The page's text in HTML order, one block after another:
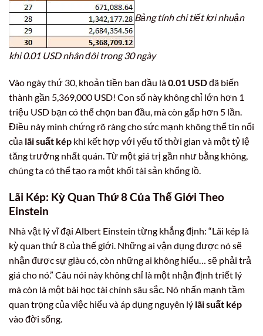
Bảng tính chi tiết lợi nhuận
khi 0.01 USD nhân đôi trong 30 ngày
Vào ngày thứ 30, khoản tiền ban đầu là0.01 USDđã biến
thành gần 5,369,000 USD! Con số này không chỉ lớn hơn 1
triệu USD bạn có thể chọn ban đầu, mà còn gấp hơn 5 lần.
Điều này minh chứng rõ ràng cho sức mạnh không thể tin nổi
của lãi suất kép khi kết hợp với yếu tố thời gian và một tỷ lệ
tăng trưởng nhất quán. Từ một giá trị gần như bằng không,
chúng ta có thể tạo ra một khối tài sản khổng lồ.
Lãi Kép: Kỳ Quan Thứ 8 Của Thế Giới Theo
Einstein
Nhà vật lý vĩ đại Albert Einstein từng khẳng định: “Lãi kép là
kỳ quan thứ 8 của thế giới. Những ai vận dụng được nó sẽ
nhận được sự giàu có, còn những ai không hiểu… sẽ phải trả
giá cho nó.” Câu nói này không chỉ là một nhận định triết lý
mà còn là một bài học tài chính sâu sắc. Nó nhấn mạnh tầm
quan trọng của việc hiểu và áp dụng nguyên lý lãi suất kép
vào đời sống.